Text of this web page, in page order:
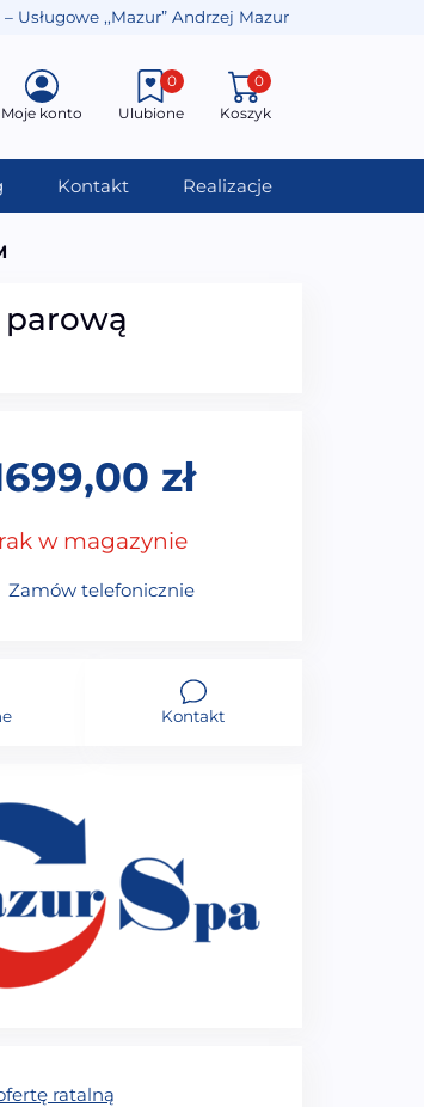
Usługowe ,,Mazur” Andrzej Mazur
Moje konto Ulubione
0
Koszyk
0
Kontakt Realizacje
parową
zł
w magazynie
Zamów telefonicznie
Kontakt
ratalną